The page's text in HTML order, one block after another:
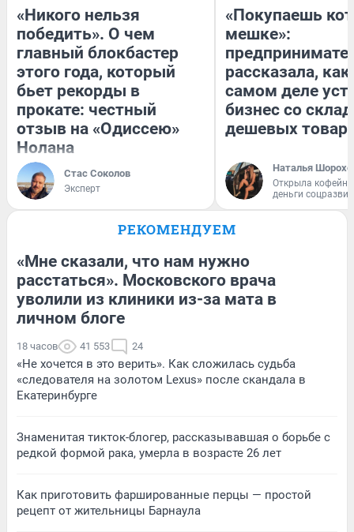
«Никого нельзя
победить». О чем
главный блокбастер
этого года, который
бьет рекорды в
прокате: честный
отзыв на «Одиссею»
Нолана
Стас Соколов
Эксперт
«Покупаешь
мешке»:
рассказала, как
самом деле
бизнес со
дешевых
Наталья
Открыла
деньги
РЕКОМЕНДУЕМ
«Мне сказали, что нам нужно
расстаться». Московского врача
уволили из клиники из-за мата в
личном блоге
18 часов 41 553 24
«Не хочется в это верить». Как сложилась судьба
«следователя на золотом Lexus» после скандала в
Екатеринбурге
Знаменитая тикток-блогер, рассказывавшая о борьбе с
редкой формой рака, умерла в возрасте 26 лет
Как приготовить фаршированные перцы — простой
рецепт от жительницы Барнаула